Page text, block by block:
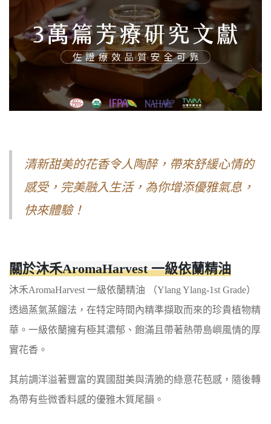
清新甜美的花香令人陶醉，帶來舒緩心情的
感受，完美融入生活，為你增添優雅氣息，
快來體驗！
關於沐禾AromaHarvest 一級依蘭精油
沐禾AromaHarvest 一級依蘭精油 （Ylang Ylang-1st Grade）
透過蒸氣蒸餾法，在特定時間內精準擷取而來的珍貴植物精
華。一級依蘭擁有極其濃郁、飽滿且帶著熱帶島嶼風情的厚
實花香。
其前調洋溢著豐富的異國甜美與清脆的綠意花苞感，隨後轉
為帶有些微香料感的優雅木質尾韻。